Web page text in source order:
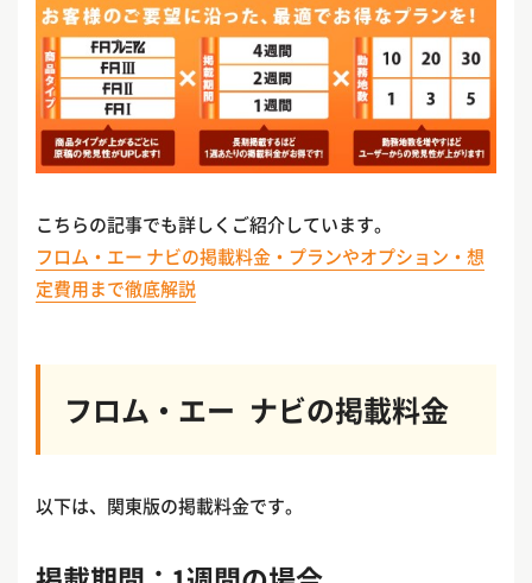
こちらの記事でも詳しくご紹介しています。
フロム・エー ナビの掲載料金・プランやオプション・想
定費用まで徹底解説
フロム・エー ナビの掲載料金
以下は、関東版の掲載料金です。